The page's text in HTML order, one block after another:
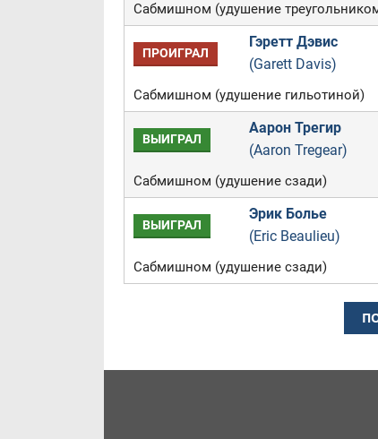
Сабмишном (удушение
ПРОИГРАЛ
Гэретт Дэвис
(Garett Davis)
Сабмишном (удушение гильотиной)
ВЫИГРАЛ
Аарон Трегир
(Aaron Tregear)
Сабмишном (удушение сзади)
ВЫИГРАЛ
Эрик Болье
(Eric Beaulieu)
Сабмишном (удушение сзади)